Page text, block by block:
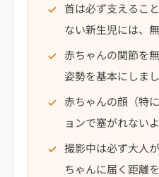
首は必ず支えるこ
ない新生児には、
赤ちゃんの関節を
姿勢を基本にしま
赤ちゃんの顔（特
ョンで塞がれない
撮影中は必ず大人
ちゃんに届く距離